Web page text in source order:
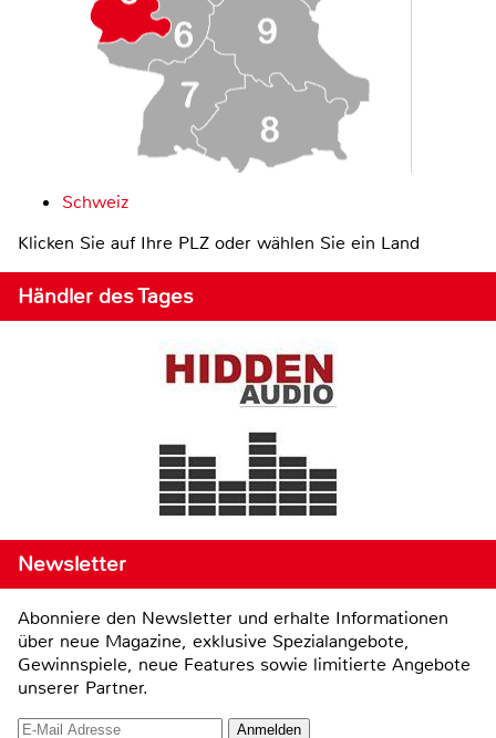
Schweiz
Klicken Sie auf Ihre PLZ oder wählen Sie ein Land
Händler des Tages
Newsletter
Abonniere den Newsletter und erhalte Informationen
über neue Magazine, exklusive Spezialangebote,
Gewinnspiele, neue Features sowie limitierte Angebote
unserer Partner.